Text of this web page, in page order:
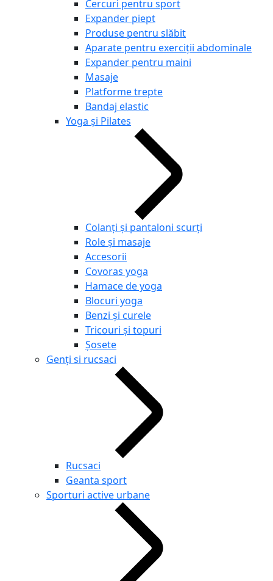
Cercuri pentru sport
Expander piept
Produse pentru slăbit
Aparate pentru exerciții abdominale
Expander pentru maini
Masaje
Platforme trepte
Bandaj elastic
Yoga și Pilates
Colanți și pantaloni scurți
Role și masaje
Accesorii
Covoras yoga
Hamace de yoga
Blocuri yoga
Benzi și curele
Tricouri și topuri
Șosete
Genți si rucsaci
Rucsaci
Geanta sport
Sporturi active urbane